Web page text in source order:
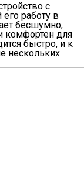
с
работу в
бесшумно,
комфортен для
быстро, и к
нескольких